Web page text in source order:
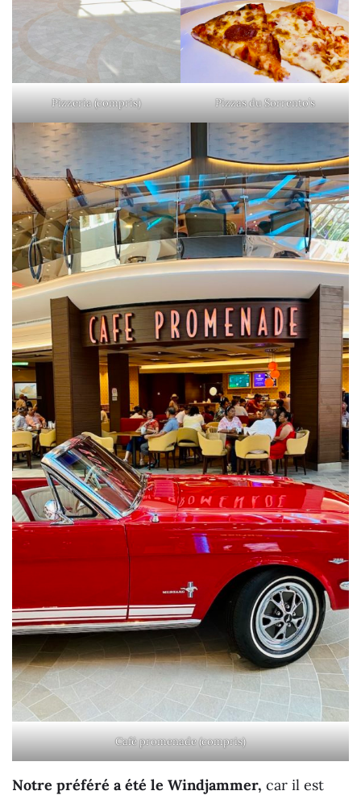
Pizzeria (compris) Pizzas du Sorrento’s
Café promenade (compris)
Notre préféré a été le Windjammer, car il est